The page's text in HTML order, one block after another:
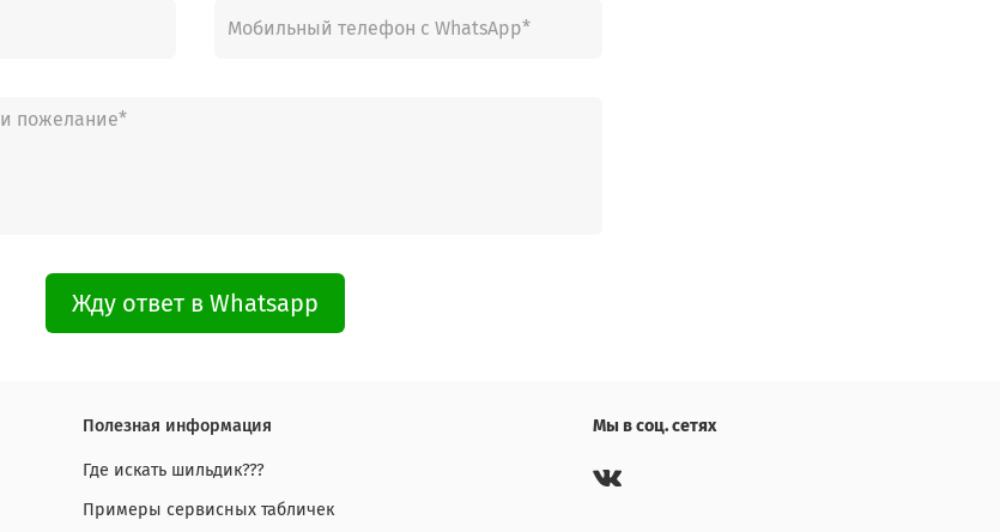
Жду ответ в Whatsapp
Полезная информация
Где искать шильдик???
Примеры сервисных табличек
Мы в соц. сетях